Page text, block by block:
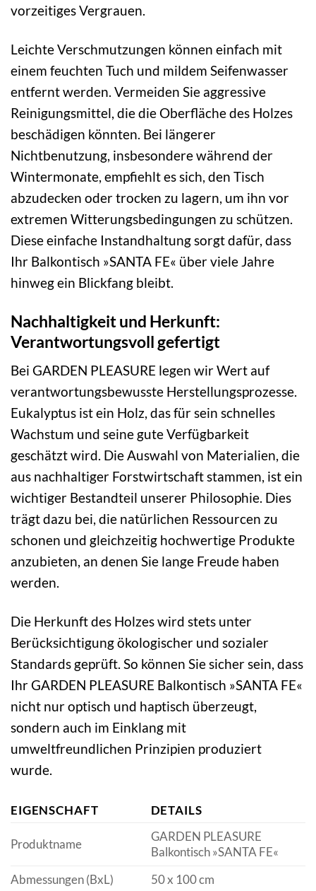
vorzeitiges Vergrauen.
Leichte Verschmutzungen können einfach mit
einem feuchten Tuch und mildem Seifenwasser
entfernt werden. Vermeiden Sie aggressive
Reinigungsmittel, die die Oberfläche des Holzes
beschädigen könnten. Bei längerer
Nichtbenutzung, insbesondere während der
Wintermonate, empfiehlt es sich, den Tisch
abzudecken oder trocken zu lagern, um ihn vor
extremen Witterungsbedingungen zu schützen.
Diese einfache Instandhaltung sorgt dafür, dass
Ihr Balkontisch »SANTA FE« über viele Jahre
hinweg ein Blickfang bleibt.
Nachhaltigkeit und Herkunft:
Verantwortungsvoll gefertigt
Bei GARDEN PLEASURE legen wir Wert auf
verantwortungsbewusste Herstellungsprozesse.
Eukalyptus ist ein Holz, das für sein schnelles
Wachstum und seine gute Verfügbarkeit
geschätzt wird. Die Auswahl von Materialien, die
aus nachhaltiger Forstwirtschaft stammen, ist ein
wichtiger Bestandteil unserer Philosophie. Dies
trägt dazu bei, die natürlichen Ressourcen zu
schonen und gleichzeitig hochwertige Produkte
anzubieten, an denen Sie lange Freude haben
werden.
Die Herkunft des Holzes wird stets unter
Berücksichtigung ökologischer und sozialer
Standards geprüft. So können Sie sicher sein, dass
Ihr GARDEN PLEASURE Balkontisch »SANTA FE«
nicht nur optisch und haptisch überzeugt,
sondern auch im Einklang mit
umweltfreundlichen Prinzipien produziert
wurde.
EIGENSCHAFT DETAILS
Produktname
GARDEN PLEASURE
Balkontisch »SANTA FE«
Abmessungen (BxL)
50 x 100 cm